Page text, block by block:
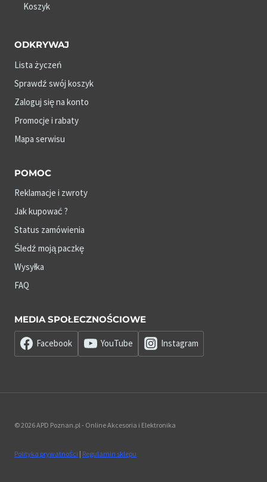
Koszyk
ODKRYWAJ
Lista życzeń
Sprawdź swój koszyk
Zaloguj się na konto
Promocje i rabaty
Mapa serwisu
POMOC
Reklamacje i zwroty
Jak kupować ?
Status zamówienia
Śledź moją paczkę
Wysyłka
FAQ
MEDIA SPOŁECZNOŚCIOWE
Facebook YouTube Instagram
© 2026 APD Poznan.pl - Online Akcesoria i Elektronika
Polityka prywatności | Regulamin sklepu